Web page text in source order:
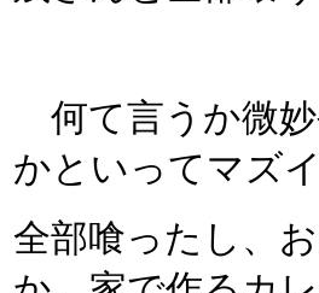
何て言うか微
かといってマズ
全部喰ったし、